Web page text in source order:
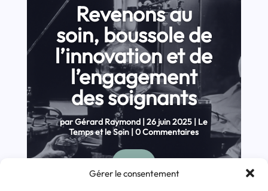
Gérer le consentement
Revenons au
soin, boussole de
l’innovation et de
l’engagement
des soignants
parGérard Raymond |26 juin 2025
Le
Temps et le Soin | 0 Commentaires
Lire